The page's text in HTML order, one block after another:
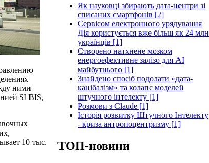
ними
SI BIS,
10 тыс.
Як науковці збирають дата-центри зі
списаних смартфонів [2]
Сервісом електронного урядування
Дія користується вже більш як 24 млн
українців [1]
Створено натхнене мозком
енергоефективне залізо для AI
майбутнього [1]
Знайдено спосіб подолати «дата-
канібалізм» та колапс моделей
штучного інтелекту [1]
Розмови з Claude [1]
Історія розвитку Штучного Інтелекту
- криза антропоцентризму [1]
ТОП-новини